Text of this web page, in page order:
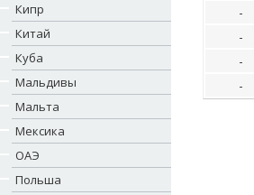
Кипр
Китай
Куба
Мальдивы
Мальта
Мексика
ОАЭ
Польша
-
-
-
-